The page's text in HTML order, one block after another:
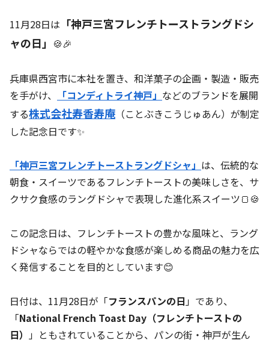
11月28日は 「神戸三宮フレンチトーストラングドシ
ャの日」 🍪🎉
兵庫県西宮市に本社を置き、和洋菓子の企画・製造・販売
を手がけ、
「コンディトライ神戸」 などのブランドを展開
する株式会社寿香寿庵 （ことぶきこうじゅあん）が制定
した記念日です✨
「神戸三宮フレンチトーストラングドシャ」 は、伝統的な
朝食・スイーツであるフレンチトーストの美味しさを、サ
クサク食感のラングドシャで表現した進化系スイーツ🍞🍪
この記念日は、フレンチトーストの豊かな風味と、ラング
ドシャならではの軽やかな食感が楽しめる商品の魅力を広
く発信することを目的としています😊
日付は、11月28日が「フランスパンの日」であり、
「National French Toast Day（フレンチトーストの
日） 」ともされていることから、パンの街・神戸が生ん